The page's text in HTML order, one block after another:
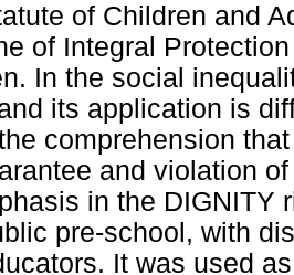
of Children and
of Integral
In the social
its application is
comprehension
and violation
in the DIGNITY
pre-school, with
It was used